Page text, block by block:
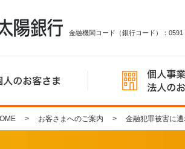
金融機関コード（銀行コード）：0591
お客さまへのご案内 金融犯罪被害に